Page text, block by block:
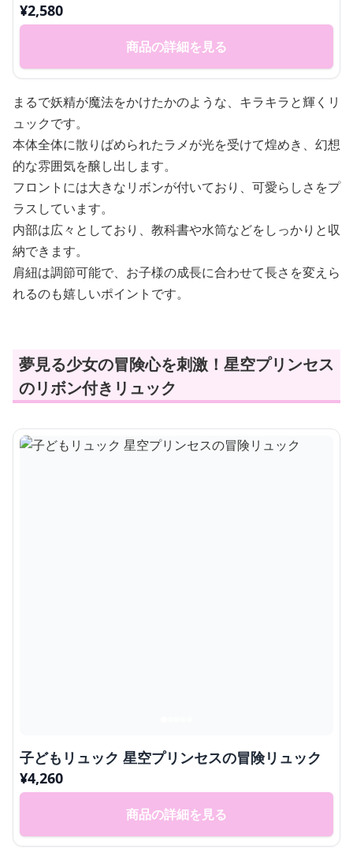
¥2,580
商品の詳細を見る
まるで妖精が魔法をかけたかのような、キラキラと輝くリ
ュックです。
本体全体に散りばめられたラメが光を受けて煌めき、幻想
的な雰囲気を醸し出します。
フロントには大きなリボンが付いており、可愛らしさをプ
ラスしています。
内部は広々としており、教科書や水筒などをしっかりと収
納できます。
肩紐は調節可能で、お子様の成長に合わせて長さを変えら
れるのも嬉しいポイントです。
夢見る少女の冒険心を刺激！星空プリンセス
のリボン付きリュック
子どもリュック 星空プリンセスの冒険リュック
¥4,260
商品の詳細を見る